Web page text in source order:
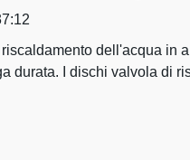
dell'acqua in
durata. I dischi valvola di